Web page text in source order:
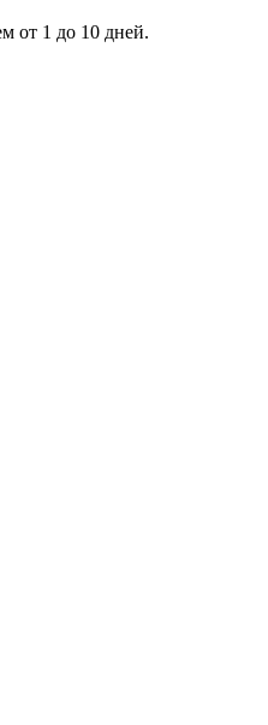
от 1 до 10 дней.